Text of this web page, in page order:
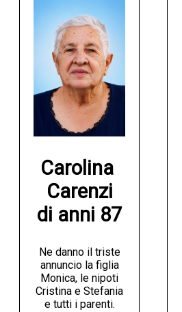
Carolina
Carenzi
di anni 87
Ne danno il triste
annuncio la figlia
Monica, le nipoti
Cristina e Stefania
e tutti i parenti.